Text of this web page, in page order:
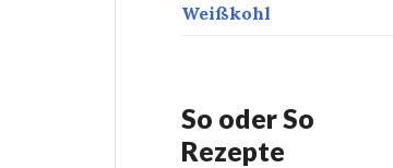
Weißkohl
So oder So
Rezepte